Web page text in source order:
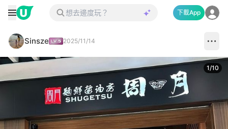
下載App
Sinsze 2025/11/14
1/10